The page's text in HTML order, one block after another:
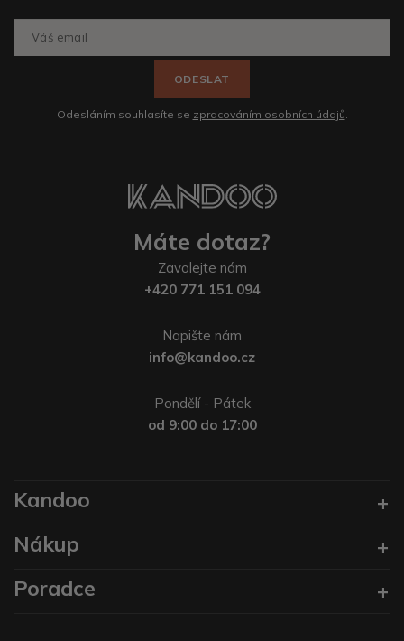
ODESLAT
Odesláním souhlasíte se zpracováním osobních údajů
Máte dotaz?
Zavolejte nám
+420 771 151 094
Napište nám
info@kandoo.cz
Pondělí - Pátek
od 9:00 do 17:00
Kandoo
Nákup
Poradce